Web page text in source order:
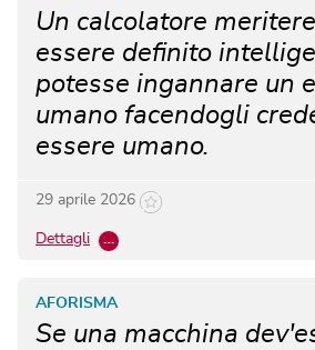
Un calcolatore
essere definito
potesse ingannare un
umano facendogli
essere umano.
29 aprile 2026
Dettagli …
Se una macchina
AFORISMA